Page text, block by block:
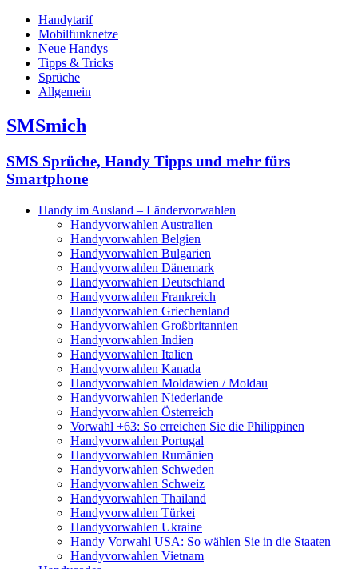
Handytarif
Mobilfunknetze
Neue Handys
Tipps & Tricks
Sprüche
Allgemein
SMSmich
SMS Sprüche, Handy Tipps und mehr fürs
Smartphone
Handy im Ausland – Ländervorwahlen
Handyvorwahlen Australien
Handyvorwahlen Belgien
Handyvorwahlen Bulgarien
Handyvorwahlen Dänemark
Handyvorwahlen Deutschland
Handyvorwahlen Frankreich
Handyvorwahlen Griechenland
Handyvorwahlen Großbritannien
Handyvorwahlen Indien
Handyvorwahlen Italien
Handyvorwahlen Kanada
Handyvorwahlen Moldawien / Moldau
Handyvorwahlen Niederlande
Handyvorwahlen Österreich
Vorwahl +63: So erreichen Sie die Philippinen
Handyvorwahlen Portugal
Handyvorwahlen Rumänien
Handyvorwahlen Schweden
Handyvorwahlen Schweiz
Handyvorwahlen Thailand
Handyvorwahlen Türkei
Handyvorwahlen Ukraine
Handy Vorwahl USA: So wählen Sie in die Staaten
Handyvorwahlen Vietnam